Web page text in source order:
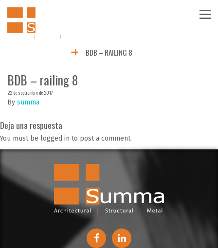
BDB – RAILING 8
BDB – railing 8
22 de septiembre de 2017
By summa
Deja una respuesta
You must be logged in to post a comment.